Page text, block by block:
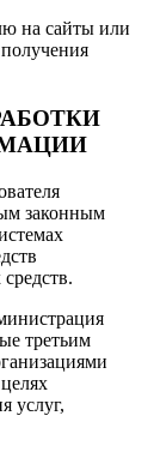
на сайты или
законным
третьим
услуг,